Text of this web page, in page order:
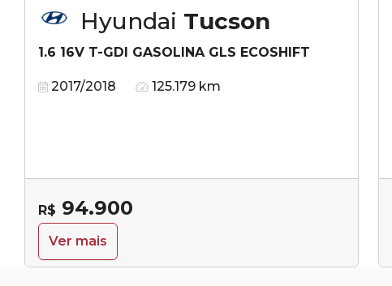
Hyundai Tucson
1.6 16V T-GDI GASOLINA GLS ECOSHIFT
2017/2018 125.179 km
R$ 94.900
Ver mais